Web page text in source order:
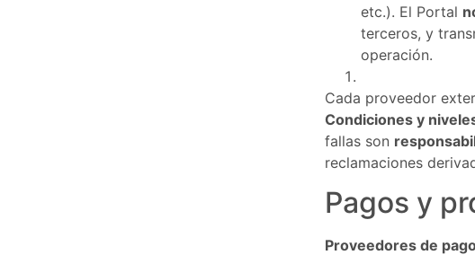
etc.). El Portal
terceros, y
operación.
Cada proveedor
Condiciones y
fallas son
reclamaciones
Pagos y
Proveedores de